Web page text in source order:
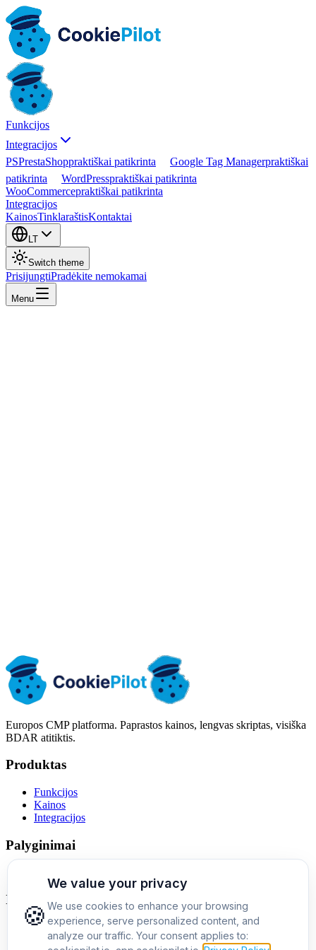
Funkcijos
Integracijos
PSPrestaShoppraktiškai patikrinta Google Tag Managerpraktiškai
patikrinta
WordPresspraktiškai patikrinta
WooCommercepraktiškai patikrinta
Integracijos
KainosTinklaraštisKontaktai
LT
Switch theme
PrisijungtiPradėkite nemokamai
Menu
Europos CMP platforma. Paprastos kainos, lengvas skriptas, visiška
BDAR atitiktis.
Produktas
Funkcijos
Kainos
Integracijos
Palyginimai
Įmonė
Apie mus
Kontaktai